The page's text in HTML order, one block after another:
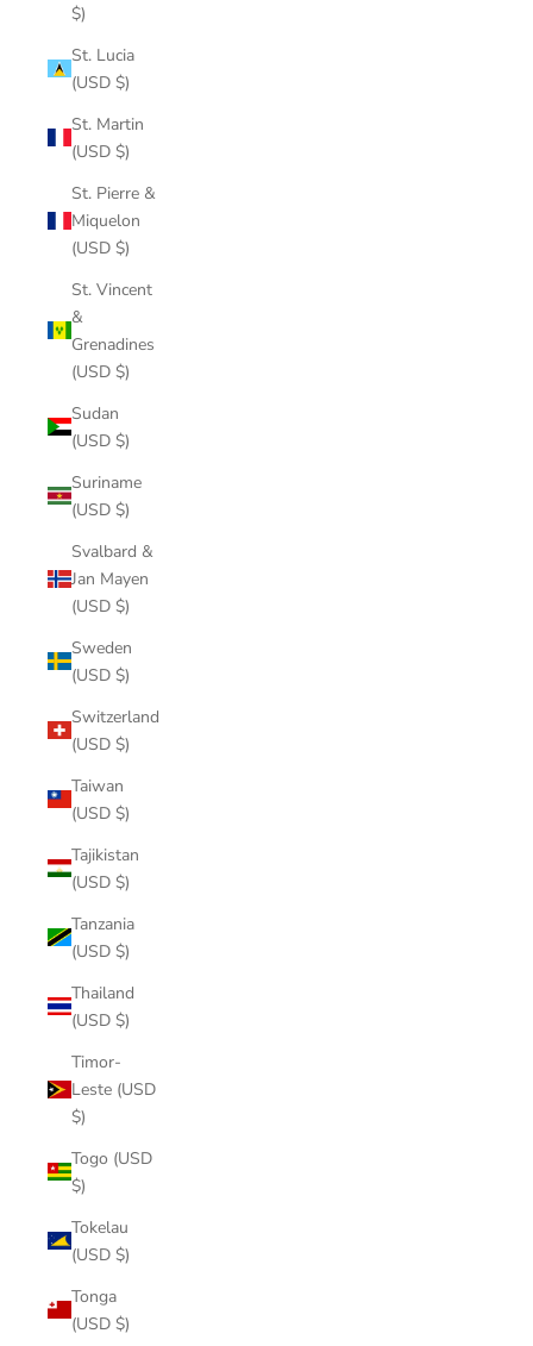
$)
St. Lucia
(USD $)
St. Martin
(USD $)
St. Pierre &
Miquelon
(USD $)
St. Vincent
&
Grenadines
(USD $)
Sudan
(USD $)
Suriname
(USD $)
Svalbard &
Jan Mayen
(USD $)
Sweden
(USD $)
Switzerland
(USD $)
Taiwan
(USD $)
Tajikistan
(USD $)
Tanzania
(USD $)
Thailand
(USD $)
Timor-
Leste (USD
$)
Togo (USD
$)
Tokelau
(USD $)
Tonga
(USD $)